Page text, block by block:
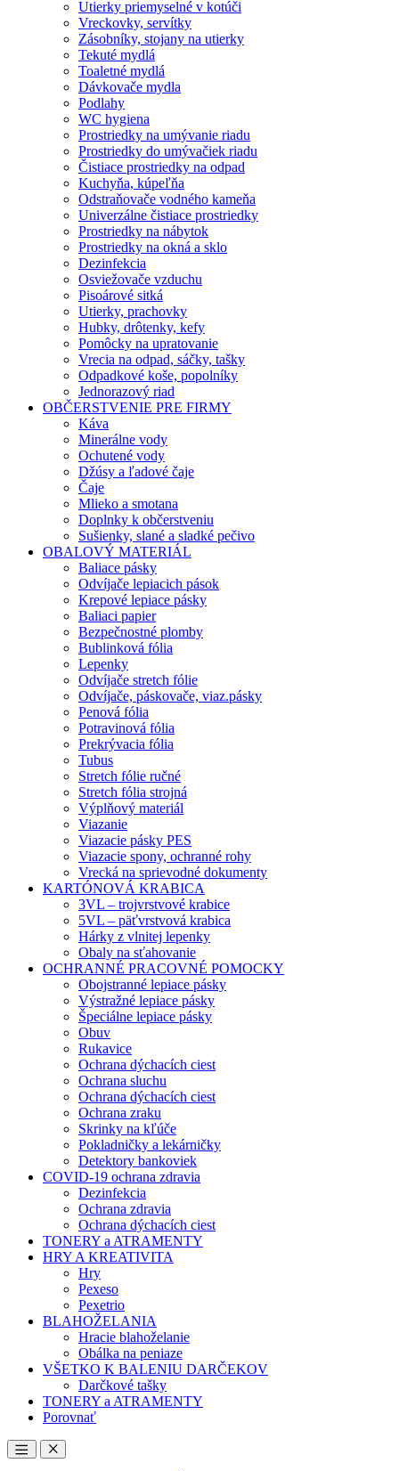
Utierky priemyselné v kotúči
Vreckovky, servítky
Zásobníky, stojany na utierky
Tekuté mydlá
Toaletné mydlá
Dávkovače mydla
Podlahy
WC hygiena
Prostriedky na umývanie riadu
Prostriedky do umývačiek riadu
Čistiace prostriedky na odpad
Kuchyňa, kúpeľňa
Odstraňovače vodného kameňa
Univerzálne čistiace prostriedky
Prostriedky na nábytok
Prostriedky na okná a sklo
Dezinfekcia
Osviežovače vzduchu
Pisoárové sitká
Utierky, prachovky
Hubky, drôtenky, kefy
Pomôcky na upratovanie
Vrecia na odpad, sáčky, tašky
Odpadkové koše, popolníky
Jednorazový riad
OBČERSTVENIE PRE FIRMY
Káva
Minerálne vody
Ochutené vody
Džúsy a ľadové čaje
Čaje
Mlieko a smotana
Doplnky k občerstveniu
Sušienky, slané a sladké pečivo
OBALOVÝ MATERIÁL
Baliace pásky
Odvíjače lepiacich pások
Krepové lepiace pásky
Baliaci papier
Bezpečnostné plomby
Bublinková fólia
Lepenky
Odvíjače stretch fólie
Odvíjače, páskovače, viaz.pásky
Penová fólia
Potravinová fólia
Prekrývacia fólia
Tubus
Stretch fólie ručné
Stretch fólia strojná
Výplňový materiál
Viazanie
Viazacie pásky PES
Viazacie spony, ochranné rohy
Vrecká na sprievodné dokumenty
KARTÓNOVÁ KRABICA
3VL – trojvrstvové krabice
5VL – päťvrstvová krabica
Hárky z vlnitej lepenky
Obaly na sťahovanie
OCHRANNÉ PRACOVNÉ POMOCKY
Obojstranné lepiace pásky
Výstražné lepiace pásky
Špeciálne lepiace pásky
Obuv
Rukavice
Ochrana dýchacích ciest
Ochrana sluchu
Ochrana dýchacích ciest
Ochrana zraku
Skrinky na kľúče
Pokladničky a lekárničky
Detektory bankoviek
COVID-19 ochrana zdravia
Dezinfekcia
Ochrana zdravia
Ochrana dýchacích ciest
TONERY a ATRAMENTY
HRY A KREATIVITA
Hry
Pexeso
Pexetrio
BLAHOŽELANIA
Hracie blahoželanie
Obálka na peniaze
VŠETKO K BALENIU DARČEKOV
Darčkové tašky
TONERY a ATRAMENTY
Porovnať
Open Close